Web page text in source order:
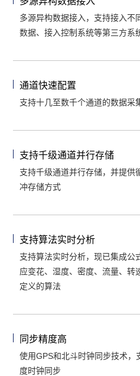
多源异构数据接入，支持接入不
数据、接入控制系统等第三方系
通道快速配置
支持十几至数千个通道的数据采
支持千级通道并行存储
支持千级通道并行存储，并提供
冲存储方式
支持算法实时分析
支持算法实时分析，现已集成公
应变花、湿度、密度、流量、转
定义的算法
同步精度高
使用GPS和北斗时钟同步技术
度时钟同步